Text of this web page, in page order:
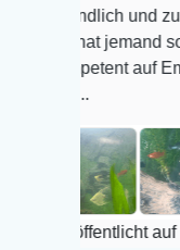
und zuverlässig,
jemand so schnell und
auf Emails
auf Google